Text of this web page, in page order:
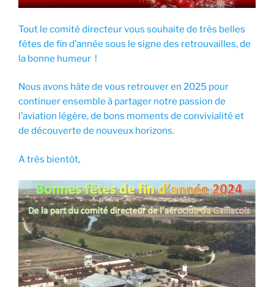
Tout le comité directeur vous souhaite de très belles
fêtes de fin d’année sous le signe des retrouvailles, de
la bonne humeur !
Nous avons hâte de vous retrouver en 2025 pour
continuer ensemble à partager notre passion de
l’aviation légère, de bons moments de convivialité et
de découverte de nouveux horizons.
A très bientôt,